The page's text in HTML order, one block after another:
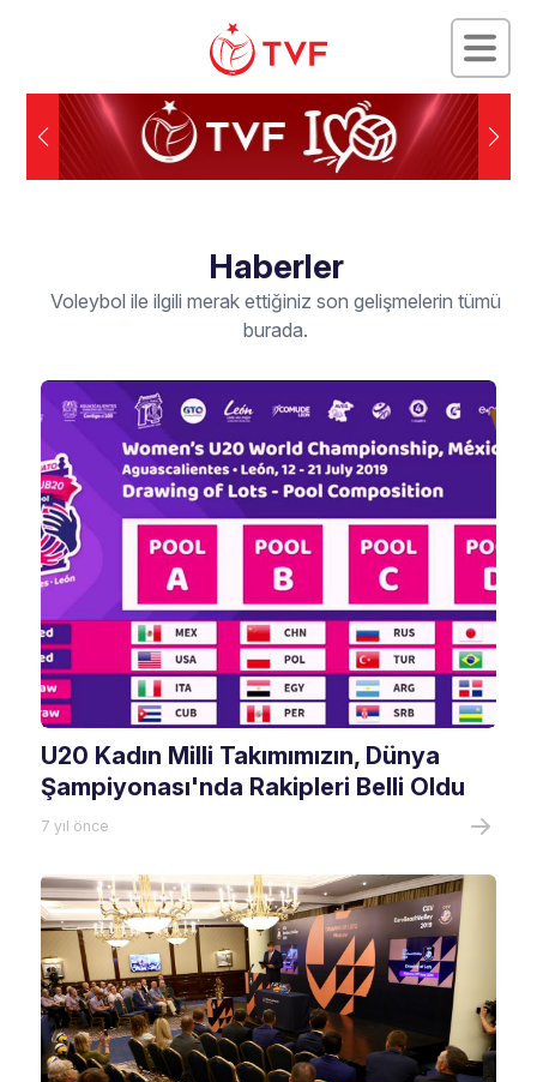
Haberler
Voleybol ile ilgili merak ettiğiniz son gelişmelerin tümü
burada.
U20 Kadın Milli Takımımızın, Dünya
Şampiyonası'nda Rakipleri Belli Oldu
7 yıl önce